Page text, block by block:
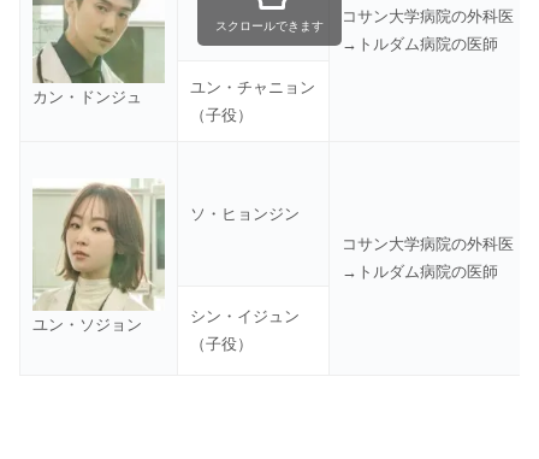
カン・ドンジュ
コサン大学病院の外科医
→トルダム病院の医師
ユン・チャニョン
（子役）
ユン・ソジョン
ソ・ヒョンジン
コサン大学病院の外科医
→トルダム病院の医師
シン・イジュン
（子役）
スクロールできます